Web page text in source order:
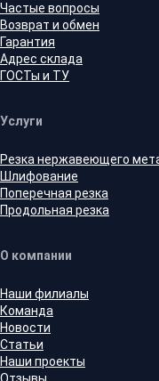
Частые вопросы
Возврат и обмен
Гарантия
Адрес склада
ГОСТы и ТУ
Услуги
Резка нержавеющего
Шлифование
Поперечная резка
Продольная резка
О компании
Наши филиалы
Команда
Новости
Статьи
Наши проекты